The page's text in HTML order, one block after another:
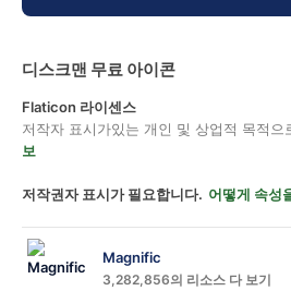
디스크맨 무료 아이콘
Flaticon 라이센스
저작자 표시가있는 개인 및 상업적 목적으
보
저작권자 표시가 필요합니다. 어떻게 속성
Magnific
3,282,856의 리소스 다 보기